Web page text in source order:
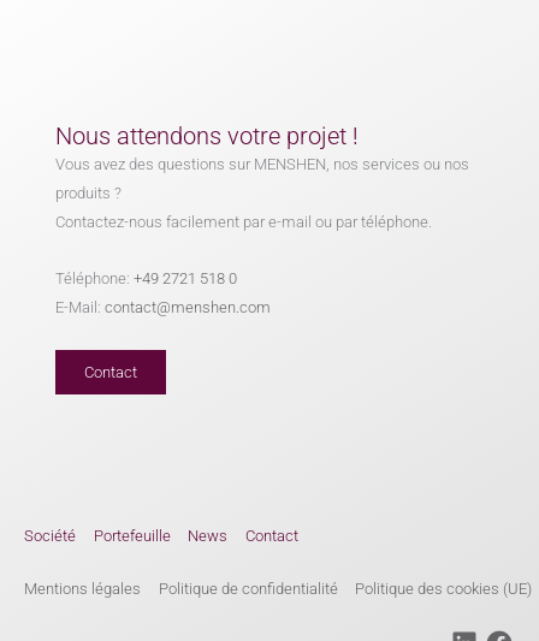
Nous attendons votre projet !
Vous avez des questions sur MENSHEN, nos services ou nos
produits ?
Contactez-nous facilement par e-mail ou par téléphone.
Téléphone:+49 2721 518 0
E-Mail:contact@menshen.com
Contact
Société Portefeuille News Contact
Mentions légales Politique de confidentialité Politique des cookies (UE)